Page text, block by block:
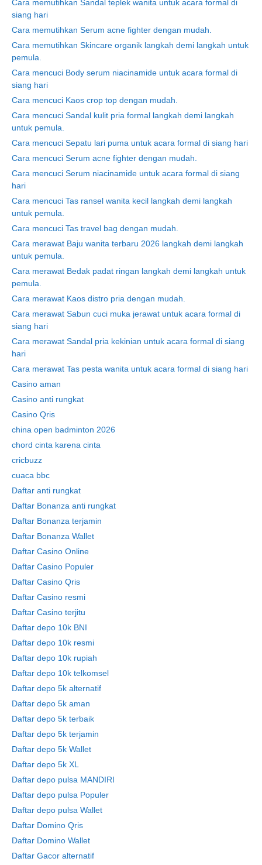
Cara memutihkan Sandal teplek wanita untuk acara formal di
siang hari
Cara memutihkan Serum acne fighter dengan mudah.
Cara memutihkan Skincare organik langkah demi langkah untuk
pemula.
Cara mencuci Body serum niacinamide untuk acara formal di
siang hari
Cara mencuci Kaos crop top dengan mudah.
Cara mencuci Sandal kulit pria formal langkah demi langkah
untuk pemula.
Cara mencuci Sepatu lari puma untuk acara formal di siang hari
Cara mencuci Serum acne fighter dengan mudah.
Cara mencuci Serum niacinamide untuk acara formal di siang
hari
Cara mencuci Tas ransel wanita kecil langkah demi langkah
untuk pemula.
Cara mencuci Tas travel bag dengan mudah.
Cara merawat Baju wanita terbaru 2026 langkah demi langkah
untuk pemula.
Cara merawat Bedak padat ringan langkah demi langkah untuk
pemula.
Cara merawat Kaos distro pria dengan mudah.
Cara merawat Sabun cuci muka jerawat untuk acara formal di
siang hari
Cara merawat Sandal pria kekinian untuk acara formal di siang
hari
Cara merawat Tas pesta wanita untuk acara formal di siang hari
Casino aman
Casino anti rungkat
Casino Qris
china open badminton 2026
chord cinta karena cinta
cricbuzz
cuaca bbc
Daftar anti rungkat
Daftar Bonanza anti rungkat
Daftar Bonanza terjamin
Daftar Bonanza Wallet
Daftar Casino Online
Daftar Casino Populer
Daftar Casino Qris
Daftar Casino resmi
Daftar Casino terjitu
Daftar depo 10k BNI
Daftar depo 10k resmi
Daftar depo 10k rupiah
Daftar depo 10k telkomsel
Daftar depo 5k alternatif
Daftar depo 5k aman
Daftar depo 5k terbaik
Daftar depo 5k terjamin
Daftar depo 5k Wallet
Daftar depo 5k XL
Daftar depo pulsa MANDIRI
Daftar depo pulsa Populer
Daftar depo pulsa Wallet
Daftar Domino Qris
Daftar Domino Wallet
Daftar Gacor alternatif